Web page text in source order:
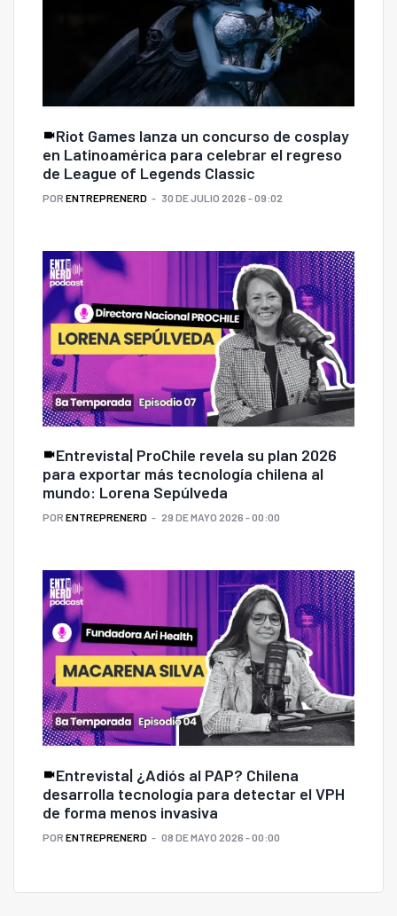
Riot Games lanza un concurso de cosplay
en Latinoamérica para celebrar el regreso
de League of Legends Classic
POR ENTREPRENERD 30 DE JULIO 2026 - 09:02
Entrevista| ProChile revela su plan 2026
para exportar más tecnología chilena al
mundo: Lorena Sepúlveda
POR ENTREPRENERD 29 DE MAYO 2026 - 00:00
Entrevista| ¿Adiós al PAP? Chilena
desarrolla tecnología para detectar el VPH
de forma menos invasiva
POR ENTREPRENERD 08 DE MAYO 2026 - 00:00